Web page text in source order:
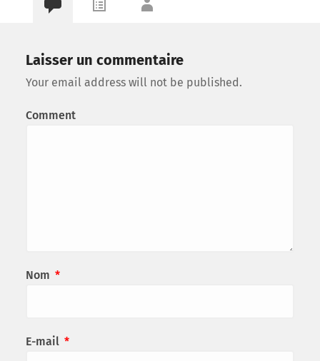
Laisser un commentaire
Your email address will not be published.
Comment
Nom *
E-mail *